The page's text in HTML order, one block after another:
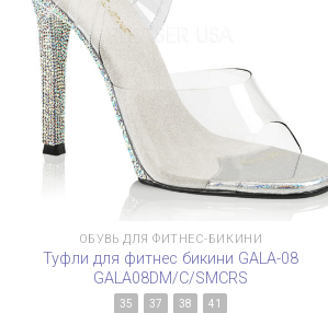
ОБУВЬ ДЛЯ ФИТНЕС-БИКИНИ
Туфли для фитнес бикини GALA-08
GALA08DM/C/SMCRS
35 37 38 41